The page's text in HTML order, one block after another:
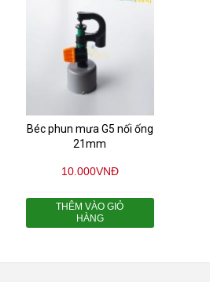
Béc phun mưa G5 nối ống
21mm
10.000VNĐ
THÊM VÀO GIỎ
HÀNG